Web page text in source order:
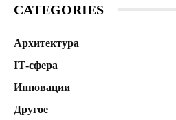
CATEGORIES
Архитектура
ІТ-сфера
Инновации
Другое